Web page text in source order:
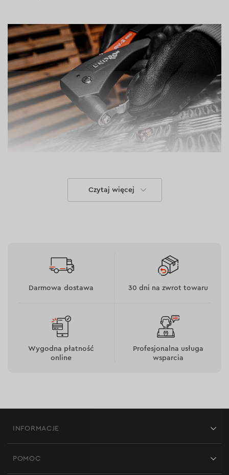
odlewany korpus ma podstawę wykonaną ze stopu
narzędzie posiada gumowane uchwyty;
w zestawie znajduje się klucz do wymiany nasadek.
Czytaj więcej
Darmowa dostawa 30 dni na zwrot towaru
Wygodna płatność
online
Profesjonalna usługa
wsparcia
INFORMACJE
POMOC